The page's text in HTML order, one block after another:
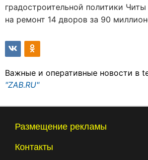
градостроительной политики Читы
на ремонт 14 дворов за 90
Важные и оперативные новости в
"ZAB.RU"
Размещение рекламы
Контакты